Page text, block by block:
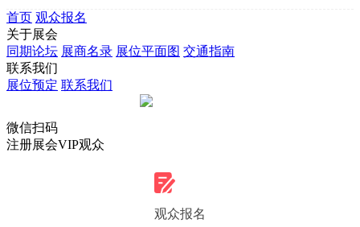
首页 观众报名
关于展会
同期论坛 展商名录 展位平面图 交通指南
联系我们
展位预定 联系我们
微信扫码
注册展会VIP观众
观众报名